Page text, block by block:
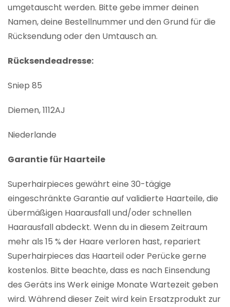
umgetauscht werden. Bitte gebe immer deinen
Namen, deine Bestellnummer und den Grund für die
Rücksendung oder den Umtausch an.
Rücksendeadresse:
Sniep 85
Diemen, 1112AJ
Niederlande
Garantie für Haarteile
Superhairpieces gewährt eine 30-tägige
eingeschränkte Garantie auf validierte Haarteile, die
übermäßigen Haarausfall und/oder schnellen
Haarausfall abdeckt. Wenn du in diesem Zeitraum
mehr als 15 % der Haare verloren hast, repariert
Superhairpieces das Haarteil oder Perücke gerne
kostenlos. Bitte beachte, dass es nach Einsendung
des Geräts ins Werk einige Monate Wartezeit geben
wird. Während dieser Zeit wird kein Ersatzprodukt zur